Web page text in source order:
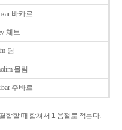
바카르
체브
딤
몰림
주바르
합할 때 합쳐서 1 음절로 적는다.